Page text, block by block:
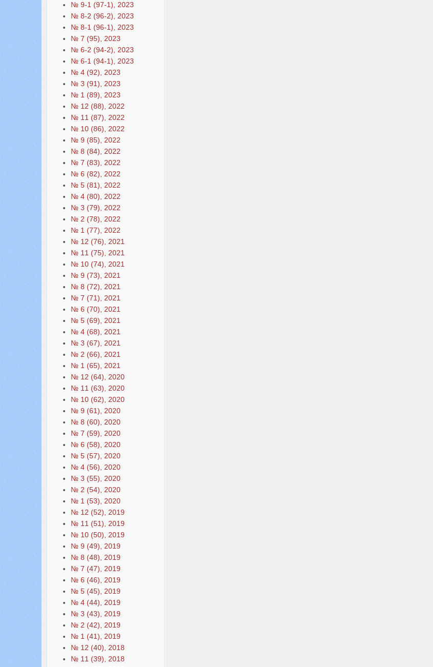
№ 9-1 (97-1), 2023
№ 8-2 (96-2), 2023
№ 8-1 (96-1), 2023
№ 7 (95), 2023
№ 6-2 (94-2), 2023
№ 6-1 (94-1), 2023
№ 4 (92), 2023
№ 3 (91), 2023
№ 1 (89), 2023
№ 12 (88), 2022
№ 11 (87), 2022
№ 10 (86), 2022
№ 9 (85), 2022
№ 8 (84), 2022
№ 7 (83), 2022
№ 6 (82), 2022
№ 5 (81), 2022
№ 4 (80), 2022
№ 3 (79), 2022
№ 2 (78), 2022
№ 1 (77), 2022
№ 12 (76), 2021
№ 11 (75), 2021
№ 10 (74), 2021
№ 9 (73), 2021
№ 8 (72), 2021
№ 7 (71), 2021
№ 6 (70), 2021
№ 5 (69), 2021
№ 4 (68), 2021
№ 3 (67), 2021
№ 2 (66), 2021
№ 1 (65), 2021
№ 12 (64), 2020
№ 11 (63), 2020
№ 10 (62), 2020
№ 9 (61), 2020
№ 8 (60), 2020
№ 7 (59), 2020
№ 6 (58), 2020
№ 5 (57), 2020
№ 4 (56), 2020
№ 3 (55), 2020
№ 2 (54), 2020
№ 1 (53), 2020
№ 12 (52), 2019
№ 11 (51), 2019
№ 10 (50), 2019
№ 9 (49), 2019
№ 8 (48), 2019
№ 7 (47), 2019
№ 6 (46), 2019
№ 5 (45), 2019
№ 4 (44), 2019
№ 3 (43), 2019
№ 2 (42), 2019
№ 1 (41), 2019
№ 12 (40), 2018
№ 11 (39), 2018